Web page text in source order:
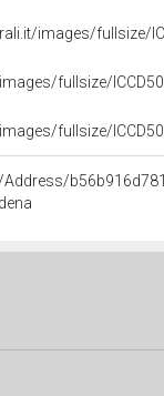
images/fullsize/
fullsize/
fullsize/